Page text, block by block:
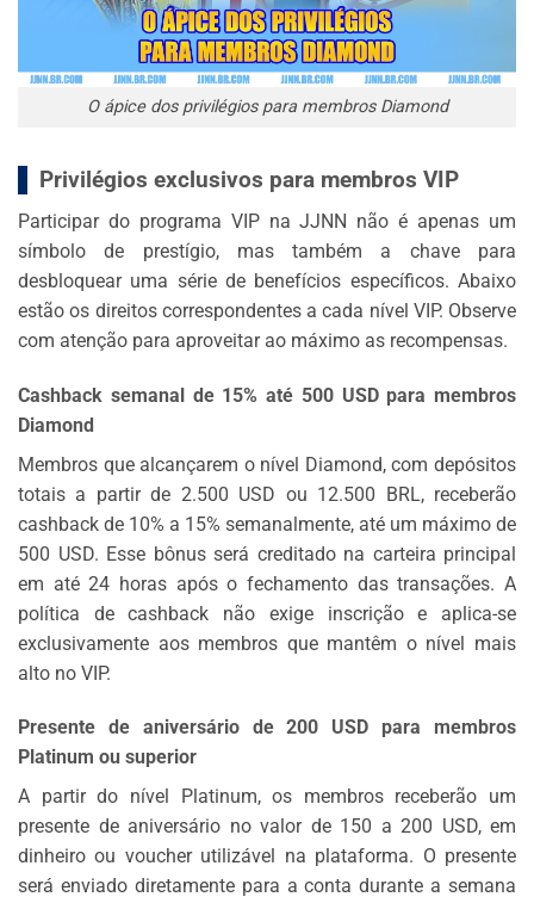
O ápice dos privilégios para membros Diamond
Privilégios exclusivos para membros VIP
Participar do programa VIP na JJNN não é apenas um
símbolo de prestígio, mas também a chave para
desbloquear uma série de benefícios específicos. Abaixo
estão os direitos correspondentes a cada nível VIP. Observe
com atenção para aproveitar ao máximo as recompensas.
Cashback semanal de 15% até 500 USD para membros
Diamond
Membros que alcançarem o nível Diamond, com depósitos
totais a partir de 2.500 USD ou 12.500 BRL, receberão
cashback de 10% a 15% semanalmente, até um máximo de
500 USD. Esse bônus será creditado na carteira principal
em até 24 horas após o fechamento das transações. A
política de cashback não exige inscrição e aplica-se
exclusivamente aos membros que mantêm o nível mais
alto no VIP.
Presente de aniversário de 200 USD para membros
Platinum ou superior
A partir do nível Platinum, os membros receberão um
presente de aniversário no valor de 150 a 200 USD, em
dinheiro ou voucher utilizável na plataforma. O presente
será enviado diretamente para a conta durante a semana